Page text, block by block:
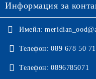
Информация за
Имейл:
Телефон: 089 678 50
Телефон: 0896785071